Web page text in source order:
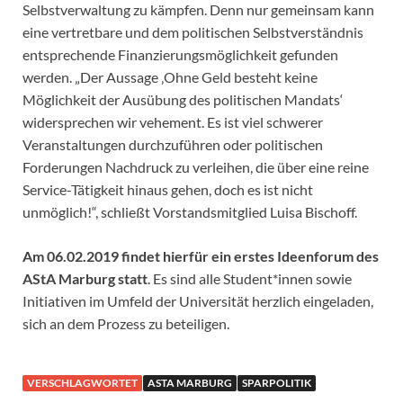
Selbstverwaltung zu kämpfen. Denn nur gemeinsam kann
eine vertretbare und dem politischen Selbstverständnis
entsprechende Finanzierungsmöglichkeit gefunden
werden. „Der Aussage ‚Ohne Geld besteht keine
Möglichkeit der Ausübung des politischen Mandats‘
widersprechen wir vehement. Es ist viel schwerer
Veranstaltungen durchzuführen oder politischen
Forderungen Nachdruck zu verleihen, die über eine reine
Service-Tätigkeit hinaus gehen, doch es ist nicht
unmöglich!“, schließt Vorstandsmitglied Luisa Bischoff.
Am 06.02.2019 findet hierfür ein erstes Ideenforum des
AStA Marburg statt. Es sind alle Student*innen sowie
Initiativen im Umfeld der Universität herzlich eingeladen,
sich an dem Prozess zu beteiligen.
VERSCHLAGWORTET ASTA MARBURG SPARPOLITIK